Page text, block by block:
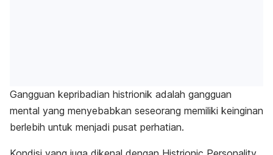
Gangguan kepribadian histrionik adalah gangguan
mental yang menyebabkan seseorang memiliki keinginan
berlebih untuk menjadi pusat perhatian.